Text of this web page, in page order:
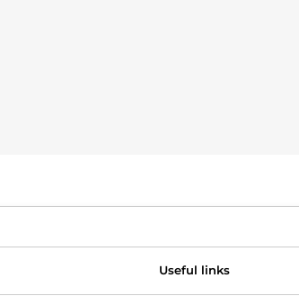
teren agricolUseful links